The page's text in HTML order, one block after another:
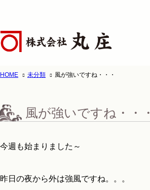
HOME 未分類 風が強いですね・・・
風が強いですね・・・
今週も始まりました～
昨日の夜から外は強風ですね。。。